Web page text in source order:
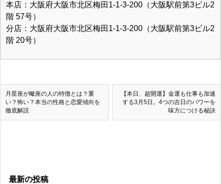
本店：大阪府大阪市北区梅田1-1-3-200（大阪駅前第3ビル2
階 57号）
分店：大阪府大阪市北区梅田1-1-3-200（大阪駅前第3ビル2
階 20号）
月星座が蠍座の人の特徴とは？重
い？怖い？本当の性格と恋愛傾向を
徹底解説
【本日、超開運】金運も仕事も加速
する3月5日。4つの吉日のパワーを
味方につける秘訣
最新の投稿